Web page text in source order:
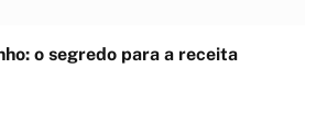
o segredo para a receita